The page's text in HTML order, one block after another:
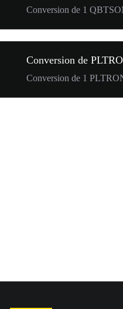
Conversion de 1
Conversion de
Conversion de 1